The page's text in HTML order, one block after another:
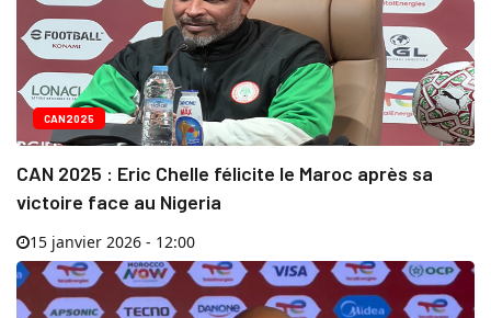
CAN2025
CAN 2025 : Eric Chelle félicite le Maroc après sa
victoire face au Nigeria
15 janvier 2026 - 12:00